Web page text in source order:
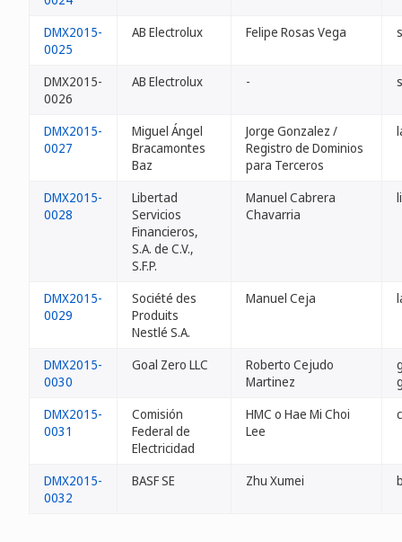
DMX2015-
0025
AB Electrolux Felipe Rosas Vega
DMX2015-
0026
AB Electrolux -
DMX2015-
0027
Miguel Ángel
Bracamontes
Baz
Jorge Gonzalez /
Registro de Dominios
para Terceros
DMX2015-
0028
Libertad
Servicios
Financieros,
S.A. de C.V.,
S.F.P.
Manuel Cabrera
Chavarria
DMX2015-
0029
Société des
Produits
Nestlé S.A.
Manuel Ceja
DMX2015-
0030
Goal Zero LLC
Roberto Cejudo
Martinez
DMX2015-
0031
Comisión
Federal de
Electricidad
HMC o Hae Mi Choi
Lee
DMX2015-
0032
BASF SE Zhu Xumei